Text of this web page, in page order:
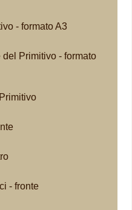
- formato A3
Primitivo - formato
- fronte